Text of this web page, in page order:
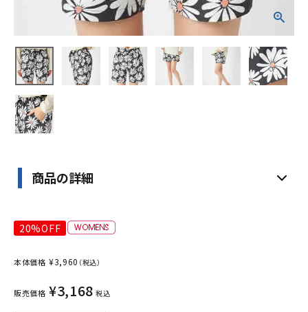
特定商取引法
プライバシーポリシー
商品の詳細
20%OFF
本体価格 ¥3,960 （税込）
販売価格 ¥3,168 税込